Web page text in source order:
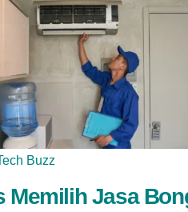
Buzz
Memilih Jasa